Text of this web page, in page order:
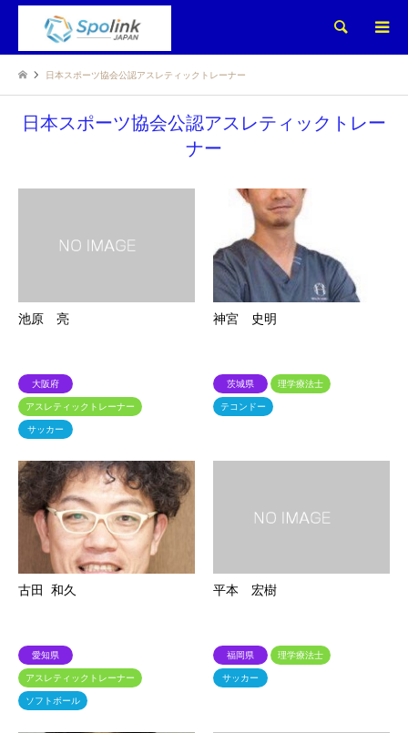
検索
日本スポーツ協会公認アスレティックトレーナー
日本スポーツ協会公認アスレティックトレー
ナー
池原 亮
大阪府
アスレティックトレーナー
サッカー
神宮 史明
茨城県 理学療法士
テコンドー
古田 和久
愛知県
アスレティックトレーナー
ソフトボール
平本 宏樹
福岡県 理学療法士
サッカー